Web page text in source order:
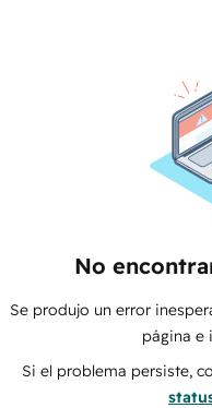
No
Se produjo un error
página e
Si el problema persiste,